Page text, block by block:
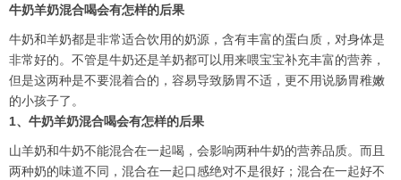
牛奶羊奶混合喝会有怎样的后果
牛奶和羊奶都是非常适合饮用的奶源，含有丰富的蛋白质，对身体是
非常好的。不管是牛奶还是羊奶都可以用来喂宝宝补充丰富的营养，
但是这两种是不要混着合的，容易导致肠胃不适，更不用说肠胃稚嫩
的小孩子了。
1、牛奶羊奶混合喝会有怎样的后果
山羊奶和牛奶不能混合在一起喝，会影响两种牛奶的营养品质。而且
两种奶的味道不同，混合在一起口感绝对不是很好；混合在一起好不